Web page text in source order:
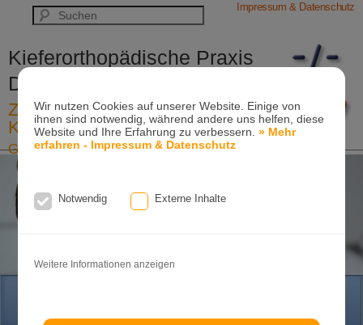
Wir nutzen Cookies auf unserer Website. Einige von
ihnen sind notwendig, während andere uns helfen, diese
Website und Ihre Erfahrung zu verbessern.» Mehr
erfahren - Impressum & Datenschutz
Notwendig Externe Inhalte
Weitere Informationen anzeigen
Impressum & Datenschutz
Kieferorthopädische Praxis
Dr. Konik & Kollegen
Zahn- und Kieferregulierungen für
Kinder und Erwachsene
Ganzheitliche-Kieferorthopädie
Erwachsenen-Kieferorthopädie
Tel. +49